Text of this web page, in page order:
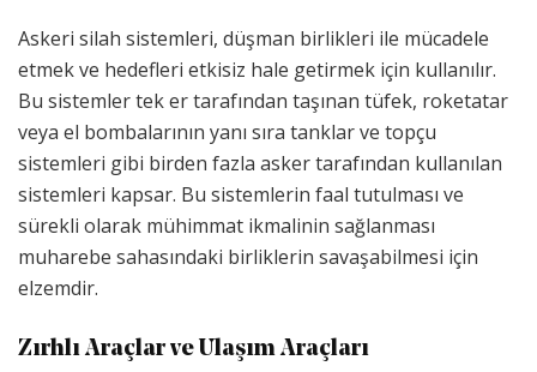
Askeri silah sistemleri, düşman birlikleri ile mücadele
etmek ve hedefleri etkisiz hale getirmek için kullanılır.
Bu sistemler tek er tarafından taşınan tüfek, roketatar
veya el bombalarının yanı sıra tanklar ve topçu
sistemleri gibi birden fazla asker tarafından kullanılan
sistemleri kapsar. Bu sistemlerin faal tutulması ve
sürekli olarak mühimmat ikmalinin sağlanması
muharebe sahasındaki birliklerin savaşabilmesi için
elzemdir.
Zırhlı Araçlar ve Ulaşım Araçları